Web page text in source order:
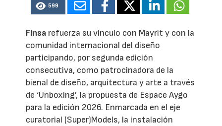
599
Finsa refuerza su vínculo con Mayrit y con la
comunidad internacional del diseño
participando, por segunda edición
consecutiva, como patrocinadora de la
bienal de diseño, arquitectura y arte a través
de ‘Unboxing’, la propuesta de Espace Aygo
para la edición 2026. Enmarcada en el eje
curatorial (Super)Models, la instalación